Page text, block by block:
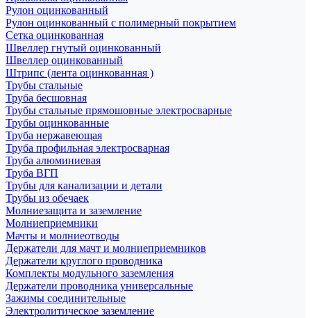
Рулон оцинкованный
Рулон оцинкованный с полимерный покрытием
Сетка оцинкованная
Швеллер гнутый оцинкованный
Швеллер оцинкованный
Штрипс (лента оцинкованная )
Трубы стальные
Труба бесшовная
Трубы стальные прямошовные электросварные
Трубы оцинкованные
Труба нержавеющая
Труба профильная электросварная
Труба алюминиевая
Труба ВГП
Трубы для канализации и детали
Трубы из обечаек
Молниезащита и заземление
Молниеприемники
Мачты и молниеотводы
Держатели для мачт и молниеприемников
Держатели круглого проводника
Комплекты модульного заземления
Держатели проводника универсальные
Зажимы соединительные
Электролитическое заземление